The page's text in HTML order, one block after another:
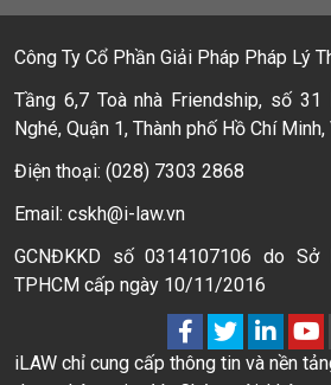
Công Ty Cổ Phần Giải Pháp Pháp Lý
Tầng 6,7 Toà nhà Friendship, số 31
Nghé, Quận 1, Thành phố Hồ Chí
Điện thoại: (028) 7303 2868
Email: cskh@i-law.vn
GCNĐKKD số 0314107106 do
TPHCM cấp ngày 10/11/2016
iLAW chỉ cung cấp thông tin và nền